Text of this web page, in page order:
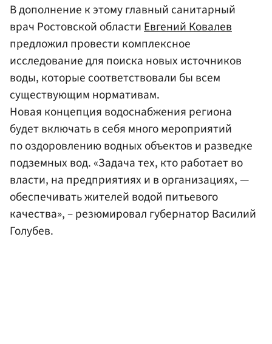
В дополнение к этому главный санитарный
врач Ростовской областиЕвгений Ковалев
предложил провести комплексное
исследование для поиска новых источников
воды, которые соответствовали бы всем
существующим нормативам.
Новая концепция водоснабжения региона
будет включать в себя много мероприятий
по оздоровлению водных объектов и разведке
подземных вод. «Задача тех, кто работает во
власти, на предприятиях и в организациях, —
обеспечивать жителей водой питьевого
качества», – резюмировал губернатор Василий
Голубев.